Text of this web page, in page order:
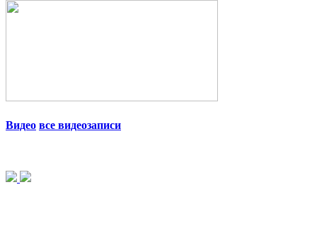
Видео все видеозаписи